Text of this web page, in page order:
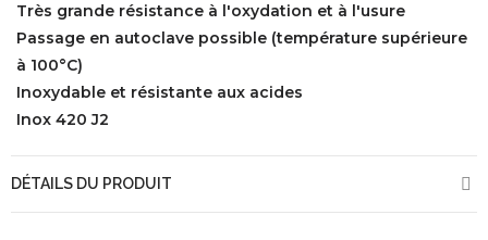
Très grande résistance à l'oxydation et à l'usure
Passage en autoclave possible (température supérieure
à 100°C)
Inoxydable et résistante aux acides
Inox 420 J2
DÉTAILS DU PRODUIT